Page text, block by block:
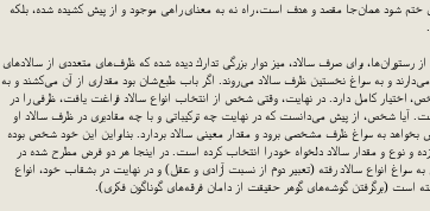
شود همان‌جا مقصد و هدف است، راه نه به معنای راهی موجود و از پیش كشیده شده، بلكه
رستوران‌ها، برای صرف سالاد، میز دوار بزرگی تدارك دیده شده كه ظرف‌های متعددی از سالادهای
و به سراغ نخستین ظرف سالاد می‌روند. اگر باب طبع‌شان بود مقداری از آن می‌كشند و به
اختیار كامل دارد. در نهایت، وقتی شخص از انتخاب انواع سالاد فراغت یافت، ظرفی را در
آیا شخص، از پیش می‌دانست كه در نهایت چه تركیباتی و با چه مقادیری در ظرف سالاد او
به سراغ ظرف مشخصی برود و مقدار معینی سالاد بردارد. بنابراین این خود شخص بوده
و نوع و مقدار سالاد دلخواه خود را انتخاب كرده است. در اینجا هر دو فرض مطرح شده در
انواع سالاد رفته (تعبیر دوم از نسبت آزادی و عقل) و در نهایت در بشقاب خود، انواع
است (برگرفتن گوشه‌های گوهر حقیقت از دامان فرقه‌های گوناگون فكری).